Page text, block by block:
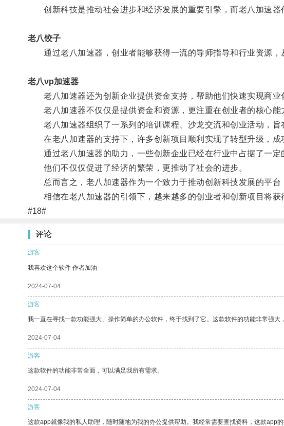
创新科技是推动社会进步和经济发展的重要引擎，而老八加速器
老八饺子
通过老八加速器，创业者能够获得一流的导师指导和行业资源，
老八vp加速器
老八加速器还为创新企业提供资金支持，帮助他们快速实现商业
老八加速器不仅仅是提供资金和资源，更注重在创业者的核心能
老八加速器组织了一系列的培训课程、沙龙交流和创业活动，旨
在老八加速器的支持下，许多创新项目顺利实现了转型升级，成
通过老八加速器的助力，一些创新企业已经在行业中占据了一定
他们不仅仅促进了经济的繁荣，更推动了社会的进步。
总而言之，老八加速器作为一个致力于推动创新科技发展的平台
相信在老八加速器的引领下，越来越多的创业者和创新项目将获
#18#
评论
游客
我喜欢这个软件 作者加油
2024-07-04
游客
我一直在寻找一款功能强大、操作简单的办公软件，终于找到了它。这款软件的功能非常强
2024-07-04
游客
这款软件的功能非常全面，可以满足我所有需求。
2024-07-04
游客
这款app就像我的私人助理，随时随地为我的办公提供帮助。我经常需要查找资料，这款app